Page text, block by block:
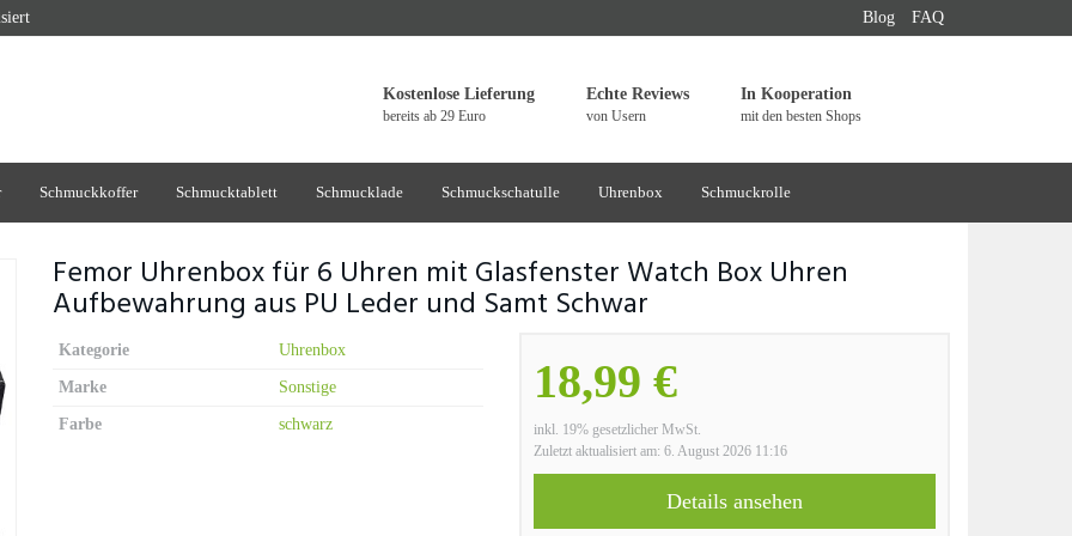
Blog FAQ
Kostenlose Lieferung
bereits ab 29 Euro
Echte Reviews
von Usern
In Kooperation
mit den besten Shops
Schmuckkoffer Schmucktablett Schmucklade Schmuckschatulle Uhrenbox Schmuckrolle
Femor Uhrenbox für 6 Uhren mit Glasfenster Watch Box Uhren
Aufbewahrung aus PU Leder und Samt Schwar
18,99 €
inkl. 19% gesetzlicher MwSt.
Zuletzt aktualisiert am: 6. August 2026 11:16
Details ansehen
Kategorie Uhrenbox
Marke Sonstige
Farbe schwarz